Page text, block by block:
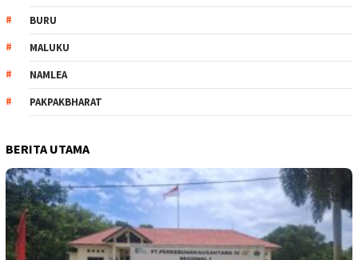
BURU
MALUKU
NAMLEA
PAKPAKBHARAT
BERITA UTAMA